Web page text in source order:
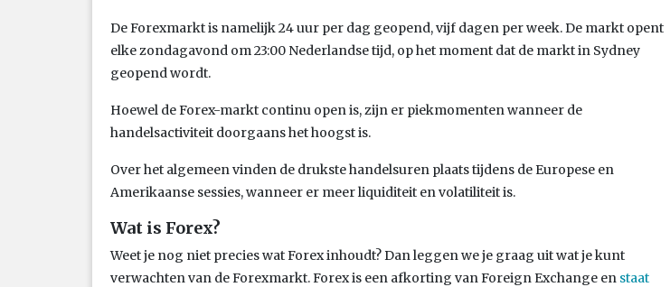
De Forexmarkt is namelijk 24 uur per dag geopend, vijf dagen per week. De markt opent
elke zondagavond om 23:00 Nederlandse tijd, op het moment dat de markt in Sydney
geopend wordt.
Hoewel de Forex-markt continu open is, zijn er piekmomenten wanneer de
handelsactiviteit doorgaans het hoogst is.
Over het algemeen vinden de drukste handelsuren plaats tijdens de Europese en
Amerikaanse sessies, wanneer er meer liquiditeit en volatiliteit is.
Wat is Forex?
Weet je nog niet precies wat Forex inhoudt? Dan leggen we je graag uit wat je kunt
verwachten van de Forexmarkt. Forex is een afkorting van Foreign Exchange en staat